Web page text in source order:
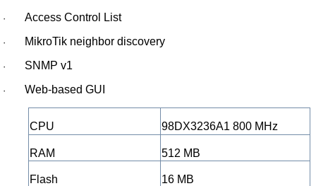
· Access Control List
· MikroTik neighbor discovery
· SNMP v1
· Web-based GUI
CPU 98DX3236A1 800 MHz
RAM 512 MB
Flash 16 MB